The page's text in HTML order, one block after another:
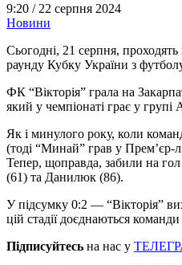
9:20 / 22 серпня 2024
Новини
Сьогодні, 21 серпня,
раунду Кубку України з
ФК “Вікторія” грала на
який у чемпіонаті грає у групі
Як і минулого року, коли
(тоді “Минай” грав у Прем’єр-
Тепер, щоправда, забили на
(61) та Данилюк (86).
У підсумку 0:2 — “Вікторія”
цій стадії доєднаються
Підписуйтесь на нас у